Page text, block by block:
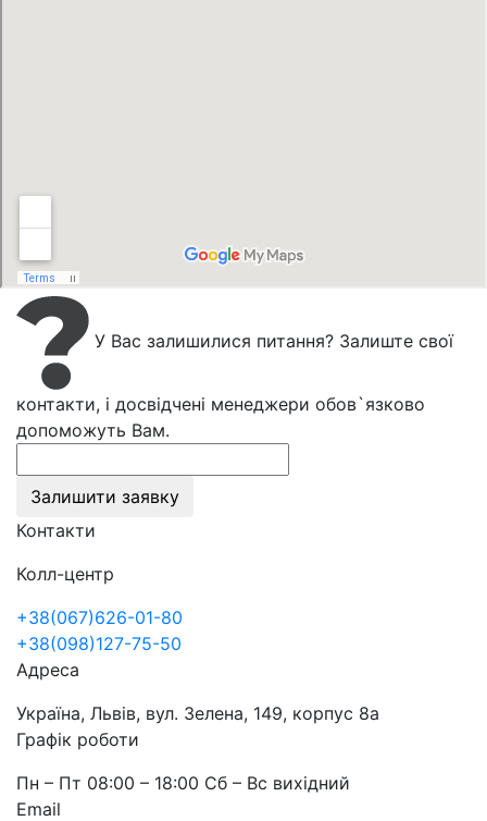
У Вас залишилися питання? Залиште свої
контакти, і досвідчені менеджери обов`язково
допоможуть Вам.
Залишити заявку
Контакти
Колл-центр
+38(067)626-01-80
+38(098)127-75-50
Адреса
Україна, Львів, вул. Зелена, 149, корпус 8а
Графік роботи
Пн – Пт 08:00 – 18:00 Сб – Вс вихідний
Email